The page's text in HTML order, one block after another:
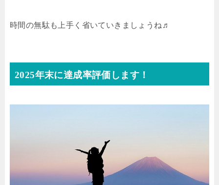
時間の無駄も上手く省いていきましょうね♬
2025年末に達成率評価します！